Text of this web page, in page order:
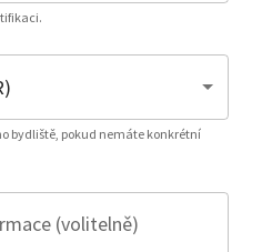
bydliště, pokud nemáte konkrétní
(volitelně)